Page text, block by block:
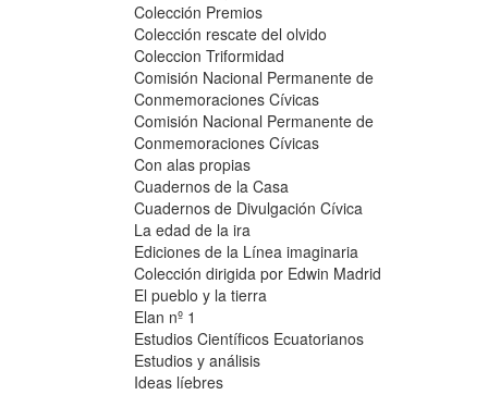
Colección Premios
Colección rescate del olvido
Coleccion Triformidad
Comisión Nacional Permanente de
Conmemoraciones Cívicas
Comisión Nacional Permanente de
Conmemoraciones Cívicas
Con alas propias
Cuadernos de la Casa
Cuadernos de Divulgación Cívica
La edad de la ira
Ediciones de la Línea imaginaria
Colección dirigida por Edwin Madrid
El pueblo y la tierra
Elan nº 1
Estudios Científicos Ecuatorianos
Estudios y análisis
Ideas líebres